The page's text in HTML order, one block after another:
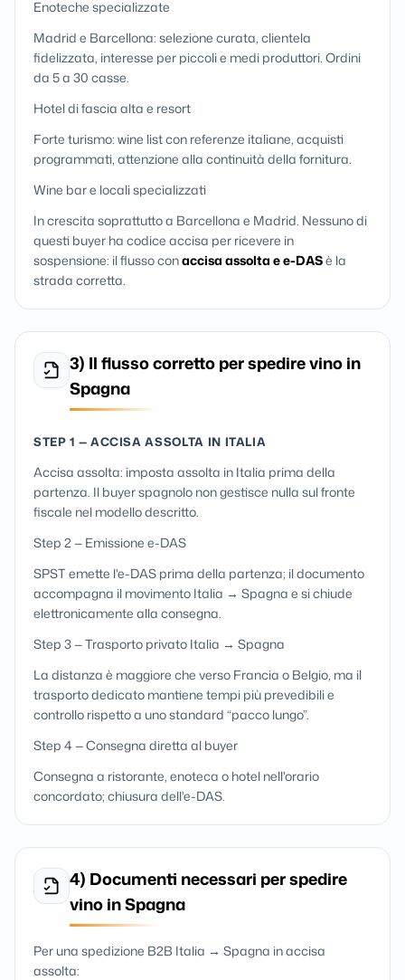
Enoteche specializzate
Madrid e Barcellona: selezione curata, clientela
fidelizzata, interesse per piccoli e medi produttori. Ordini
da 5 a 30 casse.
Hotel di fascia alta e resort
Forte turismo: wine list con referenze italiane, acquisti
programmati, attenzione alla continuità della fornitura.
Wine bar e locali specializzati
In crescita soprattutto a Barcellona e Madrid. Nessuno di
questi buyer ha codice accisa per ricevere in
sospensione: il flusso conaccisa assolta e e-DASè la
strada corretta.
3) Il flusso corretto per spedire vino in
Spagna
STEP 1 — ACCISA ASSOLTA IN ITALIA
Accisa assolta: imposta assolta in Italia prima della
partenza. Il buyer spagnolo non gestisce nulla sul fronte
fiscale nel modello descritto.
Step 2 — Emissione e-DAS
SPST emette l'e-DAS prima della partenza; il documento
accompagna il movimento Italia → Spagna e si chiude
elettronicamente alla consegna.
Step 3 — Trasporto privato Italia → Spagna
La distanza è maggiore che verso Francia o Belgio, ma il
trasporto dedicato mantiene tempi più prevedibili e
controllo rispetto a uno standard “pacco lungo”.
Step 4 — Consegna diretta al buyer
Consegna a ristorante, enoteca o hotel nell'orario
concordato; chiusura dell'e-DAS.
4) Documenti necessari per spedire
vino in Spagna
Per una spedizione B2B Italia → Spagna in accisa
assolta: